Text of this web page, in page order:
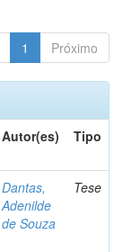
1 Próximo
Autor(es) Tipo
Dantas,
Adenilde
de Souza
Tese